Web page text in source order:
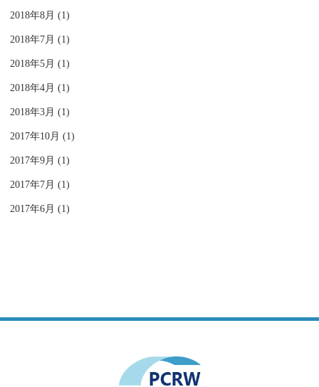
2018年8月 (1)
2018年7月 (1)
2018年5月 (1)
2018年4月 (1)
2018年3月 (1)
2017年10月 (1)
2017年9月 (1)
2017年7月 (1)
2017年6月 (1)